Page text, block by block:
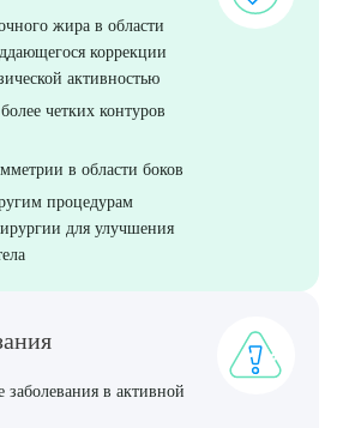
жира в области
коррекции
активностью
четких контуров
в области боков
процедурам
для улучшения
заболевания в активной
ОТПРАВИТЬ